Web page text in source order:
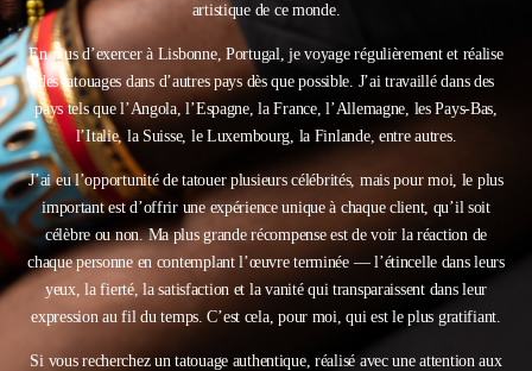
artistique de ce monde.
En plus d’exercer à Lisbonne, Portugal, je voyage régulièrement et réalise
des tatouages dans d’autres pays dès que possible. J’ai travaillé dans des
pays tels que l’Angola, l’Espagne, la France, l’Allemagne, les Pays-Bas,
l’Italie, la Suisse, le Luxembourg, la Finlande, entre autres.
J’ai eu l’opportunité de tatouer plusieurs célébrités, mais pour moi, le plus
important est d’offrir une expérience unique à chaque client, qu’il soit
célèbre ou non. Ma plus grande récompense est de voir la réaction de
chaque personne en contemplant l’œuvre terminée — l’étincelle dans leurs
yeux, la fierté, la satisfaction et la vanité qui transparaissent dans leur
expression au fil du temps. C’est cela, pour moi, qui est le plus gratifiant.
Si vous recherchez un tatouage authentique, réalisé avec une attention aux